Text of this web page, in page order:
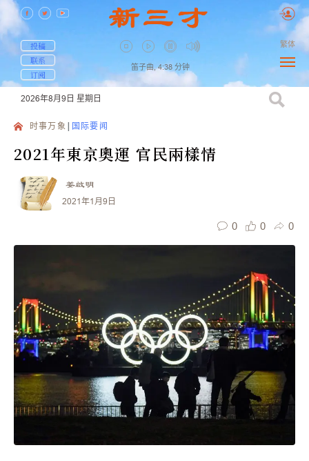
投稿
联系
订阅
笛子曲, 4:38 分钟
繁体
2026年8月9日 星期日
时事万象 国际要闻
2021年東京奧運 官民兩樣情
姜啟明
2021年1月9日
0 0 0